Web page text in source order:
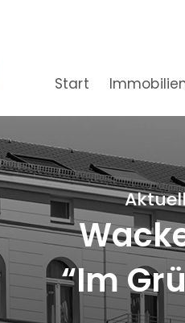
Start
“Im